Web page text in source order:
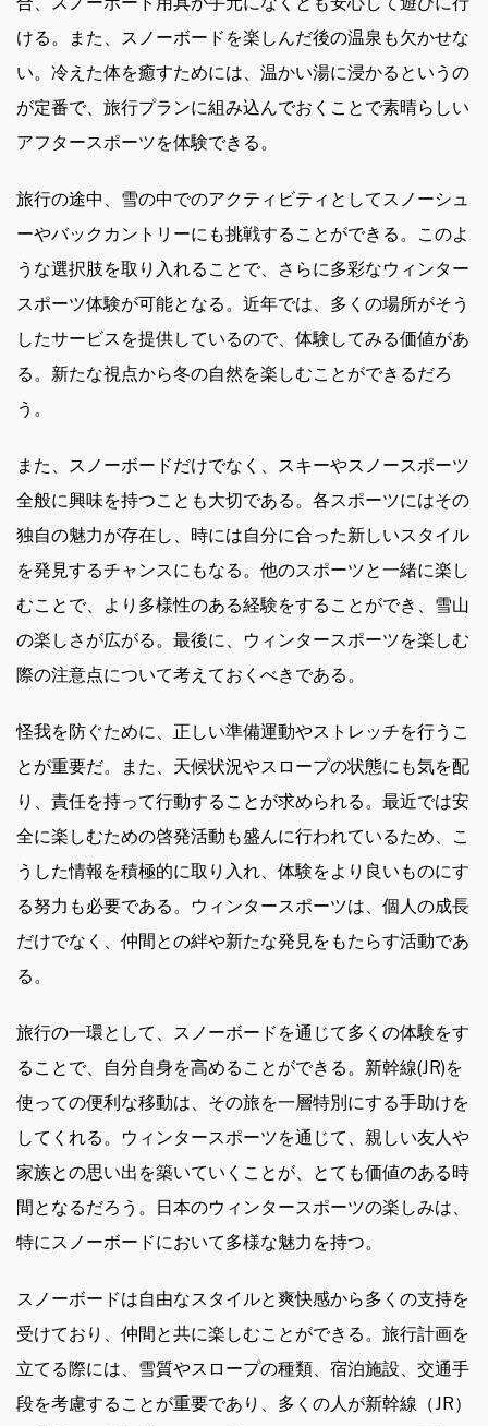
ける。また、スノーボードを楽しんだ後の温泉も欠かせな
い。冷えた体を癒すためには、温かい湯に浸かるというの
が定番で、旅行プランに組み込んでおくことで素晴らしい
アフタースポーツを体験できる。
旅行の途中、雪の中でのアクティビティとしてスノーシュ
ーやバックカントリーにも挑戦することができる。このよ
うな選択肢を取り入れることで、さらに多彩なウィンター
スポーツ体験が可能となる。近年では、多くの場所がそう
したサービスを提供しているので、体験してみる価値があ
る。新たな視点から冬の自然を楽しむことができるだろ
う。
また、スノーボードだけでなく、スキーやスノースポーツ
全般に興味を持つことも大切である。各スポーツにはその
独自の魅力が存在し、時には自分に合った新しいスタイル
を発見するチャンスにもなる。他のスポーツと一緒に楽し
むことで、より多様性のある経験をすることができ、雪山
の楽しさが広がる。最後に、ウィンタースポーツを楽しむ
際の注意点について考えておくべきである。
怪我を防ぐために、正しい準備運動やストレッチを行うこ
とが重要だ。また、天候状況やスロープの状態にも気を配
り、責任を持って行動することが求められる。最近では安
全に楽しむための啓発活動も盛んに行われているため、こ
うした情報を積極的に取り入れ、体験をより良いものにす
る努力も必要である。ウィンタースポーツは、個人の成長
だけでなく、仲間との絆や新たな発見をもたらす活動であ
る。
旅行の一環として、スノーボードを通じて多くの体験をす
ることで、自分自身を高めることができる。新幹線(JR)を
使っての便利な移動は、その旅を一層特別にする手助けを
してくれる。ウィンタースポーツを通じて、親しい友人や
家族との思い出を築いていくことが、とても価値のある時
間となるだろう。日本のウィンタースポーツの楽しみは、
特にスノーボードにおいて多様な魅力を持つ。
スノーボードは自由なスタイルと爽快感から多くの支持を
受けており、仲間と共に楽しむことができる。旅行計画を
立てる際には、雪質やスロープの種類、宿泊施設、交通手
段を考慮することが重要であり、多くの人が新幹線（JR）